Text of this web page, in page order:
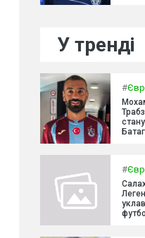
У тренді
#
#